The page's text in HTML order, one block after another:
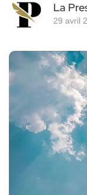
La
29 avril